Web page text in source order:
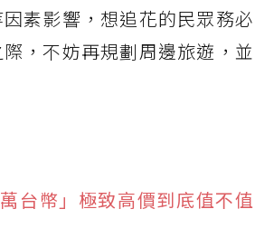
素影響，想追花的民眾務必
，不妨再規劃周邊旅遊，並
台幣」極致高價到底值不值